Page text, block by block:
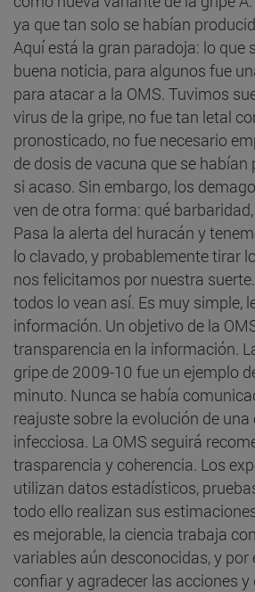
ya que tan solo se habían
Aquí está la gran paradoja: lo que
buena noticia, para algunos fue
para atacar a la OMS. Tuvimos
virus de la gripe, no fue tan letal
pronosticado, no fue necesario
de dosis de vacuna que se
si acaso. Sin embargo, los
ven de otra forma: qué
Pasa la alerta del huracán y
lo clavado, y probablemente tirar
nos felicitamos por nuestra
todos lo vean así. Es muy simple,
información. Un objetivo de la
transparencia en la información.
gripe de 2009-10 fue un ejemplo
minuto. Nunca se había
reajuste sobre la evolución de
infecciosa. La OMS seguirá
trasparencia y coherencia. Los
utilizan datos estadísticos,
todo ello realizan sus
es mejorable, la ciencia trabaja
variables aún desconocidas, y por
confiar y agradecer las acciones y